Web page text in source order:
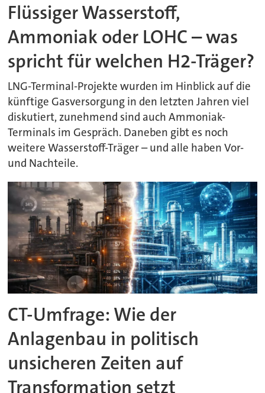
Flüssiger Wasserstoff,
Ammoniak oder LOHC – was
spricht für welchen H2-Träger?
LNG-Terminal-Projekte wurden im Hinblick auf die
künftige Gasversorgung in den letzten Jahren viel
diskutiert, zunehmend sind auch Ammoniak-
Terminals im Gespräch. Daneben gibt es noch
weitere Wasserstoff-Träger – und alle haben Vor-
und Nachteile.
CT-Umfrage: Wie der
Anlagenbau in politisch
unsicheren Zeiten auf
Transformation setzt